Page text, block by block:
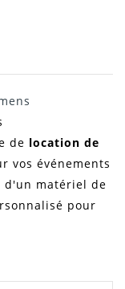
de location de
vos événements
d'un matériel de
pour